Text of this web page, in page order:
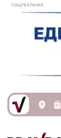
СОЦРЕКЛАМА
L n